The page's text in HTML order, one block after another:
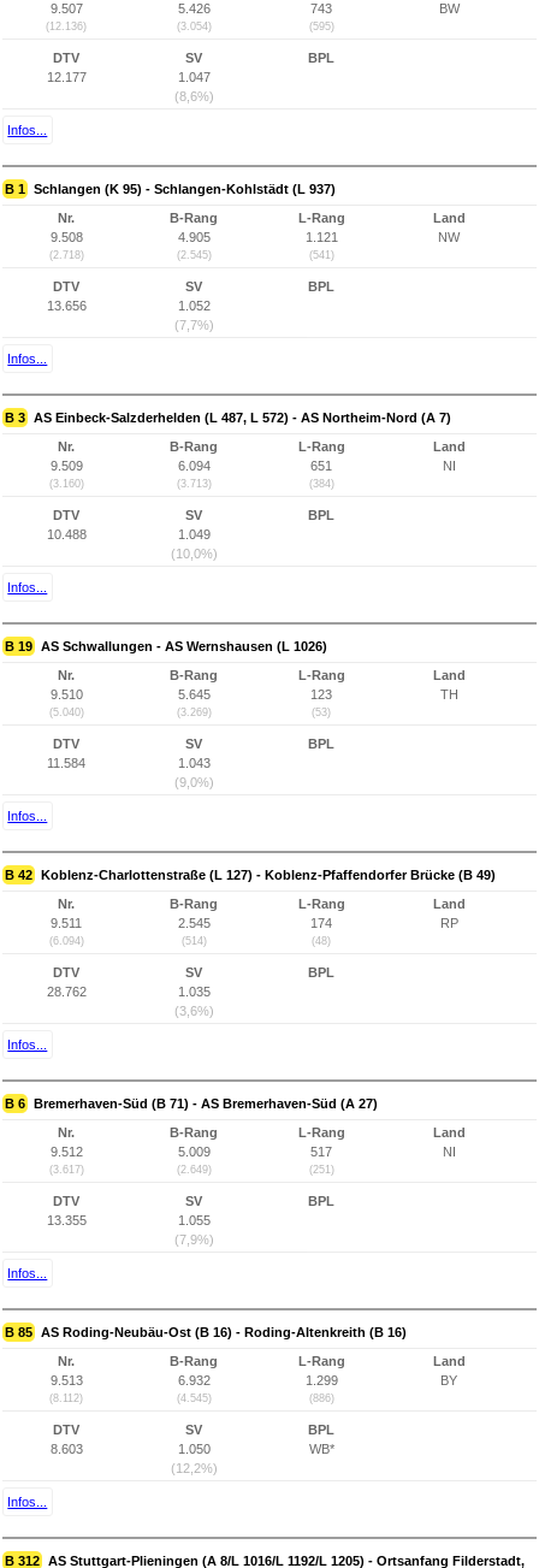
9.507
(12.136)
5.426
(3.054)
743
(595)
BW
DTV
12.177
SV
1.047
(8,6%)
BPL
Infos...
B 1 Schlangen (K 95) - Schlangen-Kohlstädt (L 937)
Nr.
9.508
(2.718)
B-Rang
4.905
(2.545)
L-Rang
1.121
(541)
Land
NW
DTV
13.656
SV
1.052
(7,7%)
BPL
Infos...
B 3 AS Einbeck-Salzderhelden (L 487, L 572) - AS Northeim-Nord (A 7)
Nr.
9.509
(3.160)
B-Rang
6.094
(3.713)
L-Rang
651
(384)
Land
NI
DTV
10.488
SV
1.049
(10,0%)
BPL
Infos...
B 19 AS Schwallungen - AS Wernshausen (L 1026)
Nr.
9.510
(5.040)
B-Rang
5.645
(3.269)
L-Rang
123
(53)
Land
TH
DTV
11.584
SV
1.043
(9,0%)
BPL
Infos...
B 42 Koblenz-Charlottenstraße (L 127) - Koblenz-Pfaffendorfer Brücke (B 49)
Nr.
9.511
(6.094)
B-Rang
2.545
(514)
L-Rang
174
(48)
Land
RP
DTV
28.762
SV
1.035
(3,6%)
BPL
Infos...
B 6 Bremerhaven-Süd (B 71) - AS Bremerhaven-Süd (A 27)
Nr.
9.512
(3.617)
B-Rang
5.009
(2.649)
L-Rang
517
(251)
Land
NI
DTV
13.355
SV
1.055
(7,9%)
BPL
Infos...
B 85 AS Roding-Neubäu-Ost (B 16) - Roding-Altenkreith (B 16)
Nr.
9.513
(8.112)
B-Rang
6.932
(4.545)
L-Rang
1.299
(886)
Land
BY
DTV
8.603
SV
1.050
(12,2%)
BPL
WB*
Infos...
B 312 AS Stuttgart-Plieningen (A 8/L 1016/L 1192/L 1205) - Ortsanfang Filderstadt,